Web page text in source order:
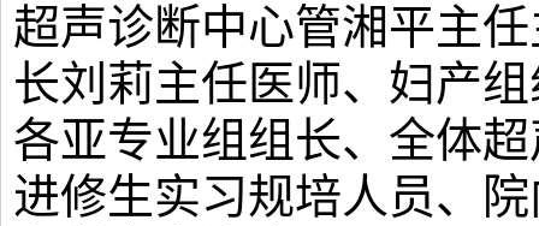
超声诊断中心管湘平主
长刘莉主任医师、妇产
各亚专业组组长、全体
进修生实习规培人员、